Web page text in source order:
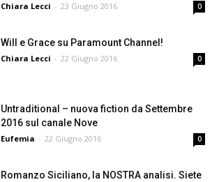
Chiara Lecci - 23 Giugno 2016 0
Will e Grace su Paramount Channel!
Chiara Lecci - 22 Giugno 2016 0
Untraditional – nuova fiction da Settembre
2016 sul canale Nove
Eufemia - 22 Giugno 2016 0
Romanzo Siciliano, la NOSTRA analisi. Siete